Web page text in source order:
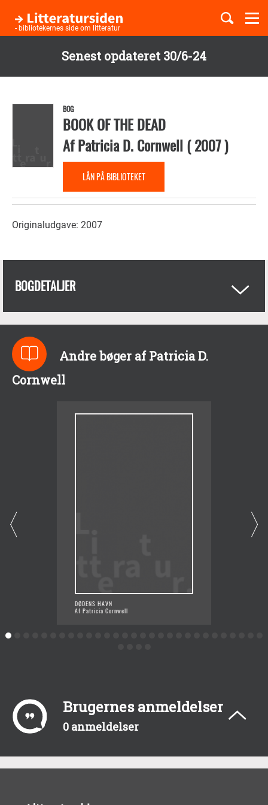
Senest opdateret 30/6-24
hovedindhold
- bibliotekernes side om litteratur
Børnebøger
Temaer
BOG
BOOK OF THE DEAD
AfPatricia D. Cornwell (2007)
LÅN PÅ BIBLIOTEKET
Originaludgave: 2007
BOGDETALJER
Andre bøger af Patricia D.
Cornwell
DØDENS HAVN
Af Patricia Cornwell
Brugernes anmeldelser
0 anmeldelser